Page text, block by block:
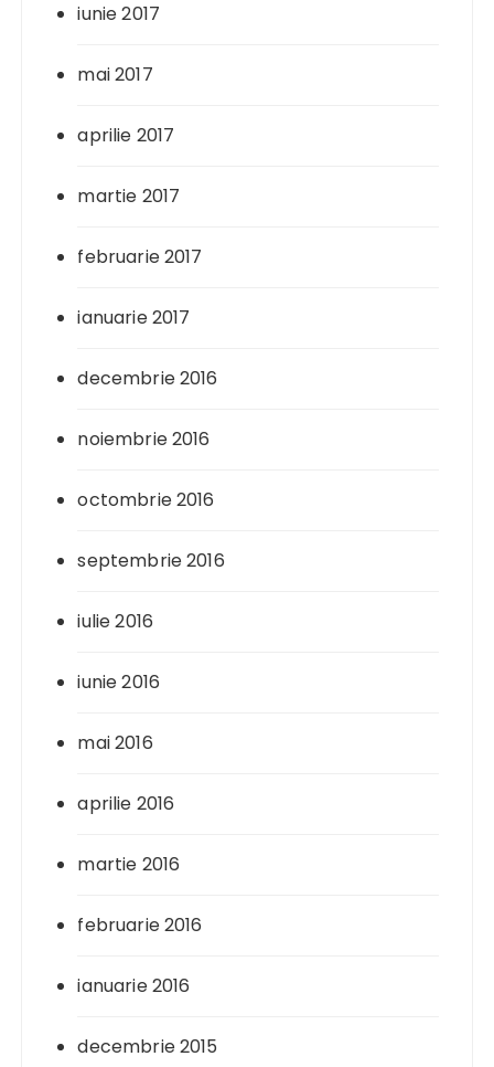
iunie 2017
mai 2017
aprilie 2017
martie 2017
februarie 2017
ianuarie 2017
decembrie 2016
noiembrie 2016
octombrie 2016
septembrie 2016
iulie 2016
iunie 2016
mai 2016
aprilie 2016
martie 2016
februarie 2016
ianuarie 2016
decembrie 2015